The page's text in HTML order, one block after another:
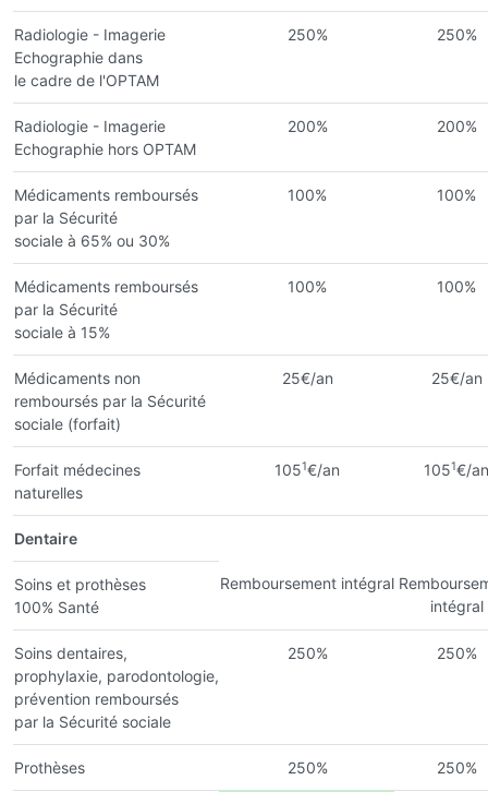
Radiologie - Imagerie
Echographie dans
le cadre de l'OPTAM
250% 250%
Radiologie - Imagerie
Echographie hors OPTAM
200% 200%
Médicaments remboursés
par la Sécurité
sociale à 65% ou 30%
100% 100%
Médicaments remboursés
par la Sécurité
sociale à 15%
100% 100%
Médicaments non
remboursés par la Sécurité
sociale (forfait)
25€/an 25€/an
Forfait médecines
naturelles
1051€/an 1051€/an
Dentaire
Soins et prothèses
100% Santé
Remboursement intégral
intégral
Soins dentaires,
prophylaxie, parodontologie,
prévention remboursés
par la Sécurité sociale
250% 250%
Prothèses 250% 250%